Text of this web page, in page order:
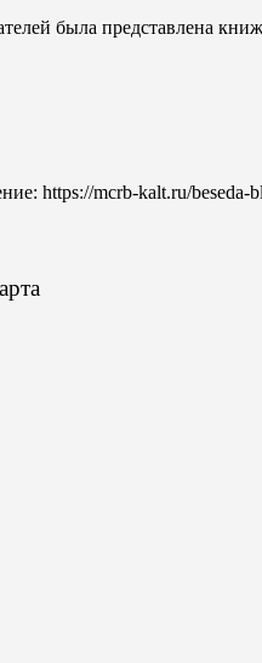
была представлена
https://mcrb-kalt.ru/beseda-